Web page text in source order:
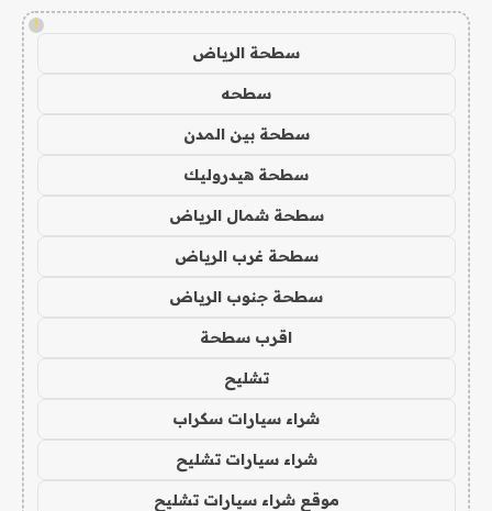
!
سطحة الرياض
سطحه
سطحة بين المدن
سطحة هيدروليك
سطحة شمال الرياض
سطحة غرب الرياض
سطحة جنوب الرياض
اقرب سطحة
تشليح
شراء سيارات سكراب
شراء سيارات تشليح
موقع شراء سيارات تشليح